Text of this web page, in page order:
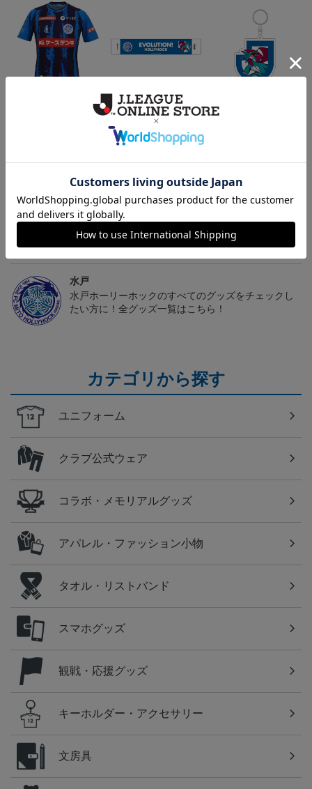
（Sｰ3XL）2026/27 オー
センティックユニフォー
水戸ホーリーホック ボ
ーマンダ タオルマフラー
2,500円
水戸ホーリーホック ボ
ーマンダ キーホルダー
1,100円
トピックス
水戸
こだわりのデザインに注目！タオルマフラーは応援
の必須アイテム！
水戸
水戸ホーリーホックのすべてのグッズをチェックし
たい方に！全グッズ一覧はこちら！
カテゴリから探す
ユニフォーム
クラブ公式ウェア
コラボ・メモリアルグッズ
アパレル・ファッション小物
タオル・リストバンド
スマホグッズ
観戦・応援グッズ
キーホルダー・アクセサリー
文房具